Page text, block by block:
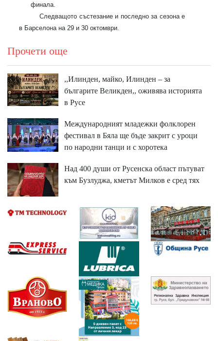
финала.
Следващото състезание и последно за сезона е
в Барселона на 29 и 30 октомври.
Прочети още
,,Илинден, майко, Илинден – за
българите Великден,, оживява историята
в Русе
Международният младежки фолклорен
фестивал в Бяла ще бъде закрит с уроци
по народни танци и с хоротека
Над 400 души от Русенска област пътуват
към Бузлуджа, кметът Милков е сред тях